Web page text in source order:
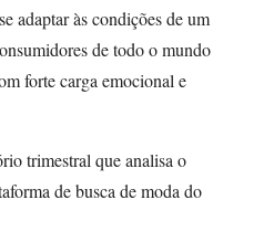
adaptar às condições de um
de todo o mundo
forte carga emocional e
trimestral que analisa o
de busca de moda do